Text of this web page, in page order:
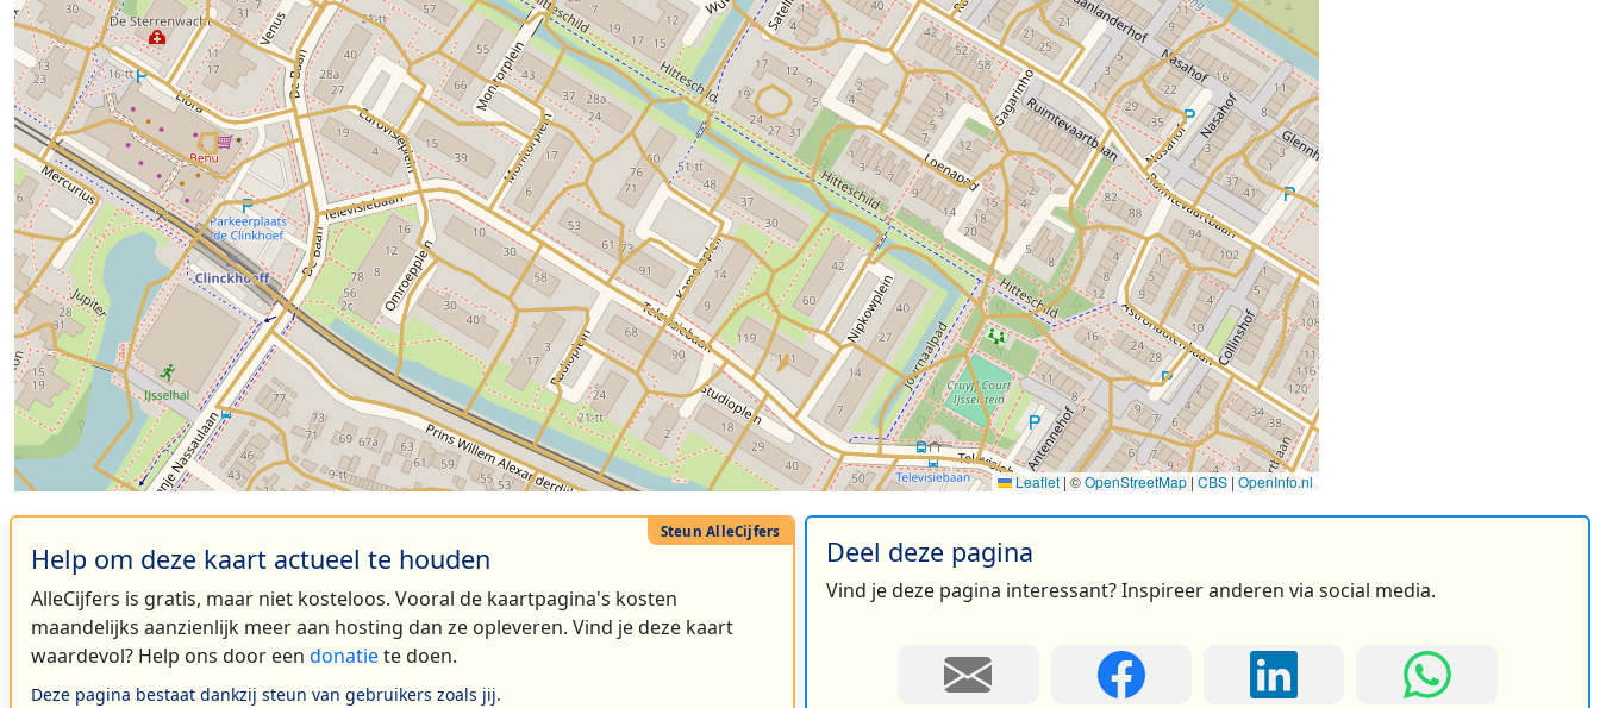
Leaflet | ©OpenStreetMap| CBS | OpenInfo.nl
Help om deze kaart actueel te houden
AlleCijfers is gratis, maar niet kosteloos. Vooral de kaartpagina's kosten
maandelijks aanzienlijk meer aan hosting dan ze opleveren. Vind je deze kaart
waardevol? Help ons door een donatiete doen.
Deze pagina bestaat dankzij steun van gebruikers zoals jij.
Deel deze pagina
Vind je deze pagina interessant? Inspireer anderen via social media.